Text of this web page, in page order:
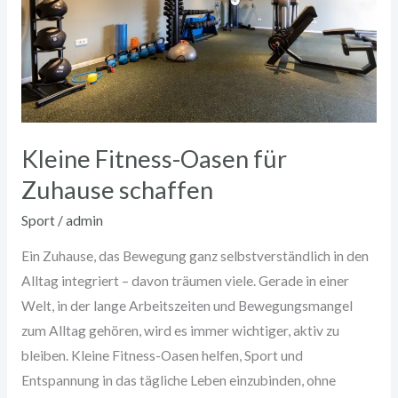
Kleine Fitness-Oasen für
Zuhause schaffen
Sport/admin
Ein Zuhause, das Bewegung ganz selbstverständlich in den
Alltag integriert – davon träumen viele. Gerade in einer
Welt, in der lange Arbeitszeiten und Bewegungsmangel
zum Alltag gehören, wird es immer wichtiger, aktiv zu
bleiben. Kleine Fitness-Oasen helfen, Sport und
Entspannung in das tägliche Leben einzubinden, ohne
schaffen